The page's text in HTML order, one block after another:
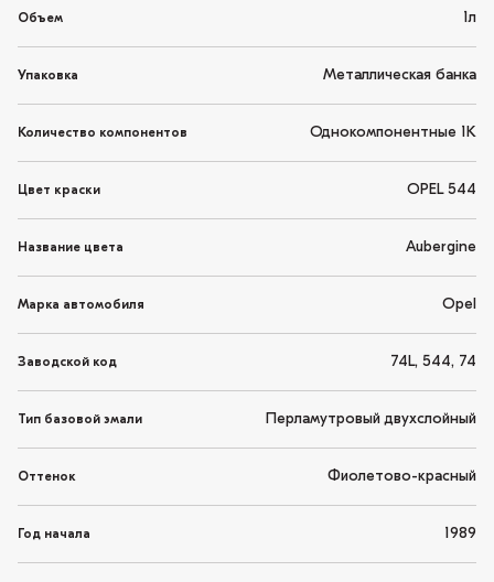
Объем 1л
Упаковка Металлическая банка
Количество компонентов Однокомпонентные 1K
Цвет краски OPEL 544
Название цвета Aubergine
Марка автомобиля Opel
Заводской код 74L, 544, 74
Тип базовой эмали Перламутровый двухслойный
Оттенок Фиолетово-красный
Год начала 1989